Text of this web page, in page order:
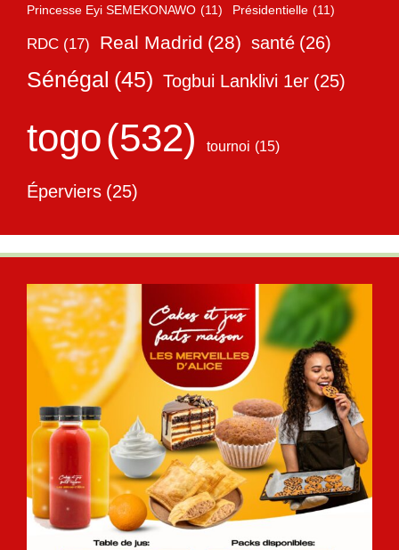
Princesse Eyi SEMEKONAWO (11) Présidentielle (11)
RDC (17) Real Madrid (28) santé (26)
Sénégal (45) Togbui Lanklivi 1er (25)
togo(532) tournoi (15)
Éperviers (25)